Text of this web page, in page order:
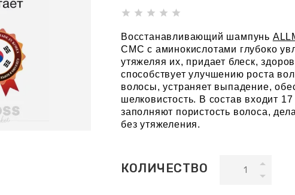
Восстанавливающий шампунь
CMC с аминокислотами глубоко
утяжеляя их, придает блеск,
способствует улучшению роста
волосы, устраняет выпадение,
шелковистость. В состав входит
заполняют пористость волоса,
без утяжеления.
КОЛИЧЕСТВО